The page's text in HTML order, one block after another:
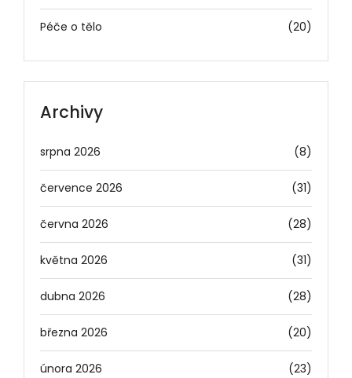
Péče o tělo (20)
Archivy
srpna 2026 (8)
července 2026 (31)
června 2026 (28)
května 2026 (31)
dubna 2026 (28)
března 2026 (20)
února 2026 (23)